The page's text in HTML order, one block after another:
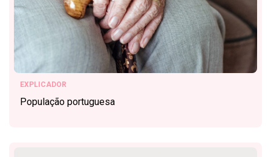
EXPLICADOR
População portuguesa